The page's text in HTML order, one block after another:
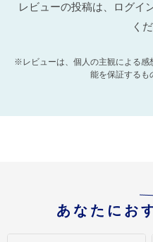
レビューの投稿は、ログイ
く
※レビューは、個人の主観による感
能を保証するも
あなたにお